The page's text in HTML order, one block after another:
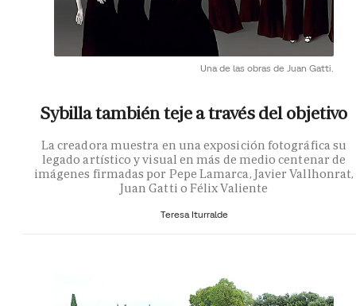
Una de las obras de Juan Gatti.
Sybilla también teje a través del objetivo
La creadora muestra en una exposición fotográfica su
legado artístico y visual en más de medio centenar de
imágenes firmadas por Pepe Lamarca, Javier Vallhonrat,
Juan Gatti o Félix Valiente
Teresa Iturralde